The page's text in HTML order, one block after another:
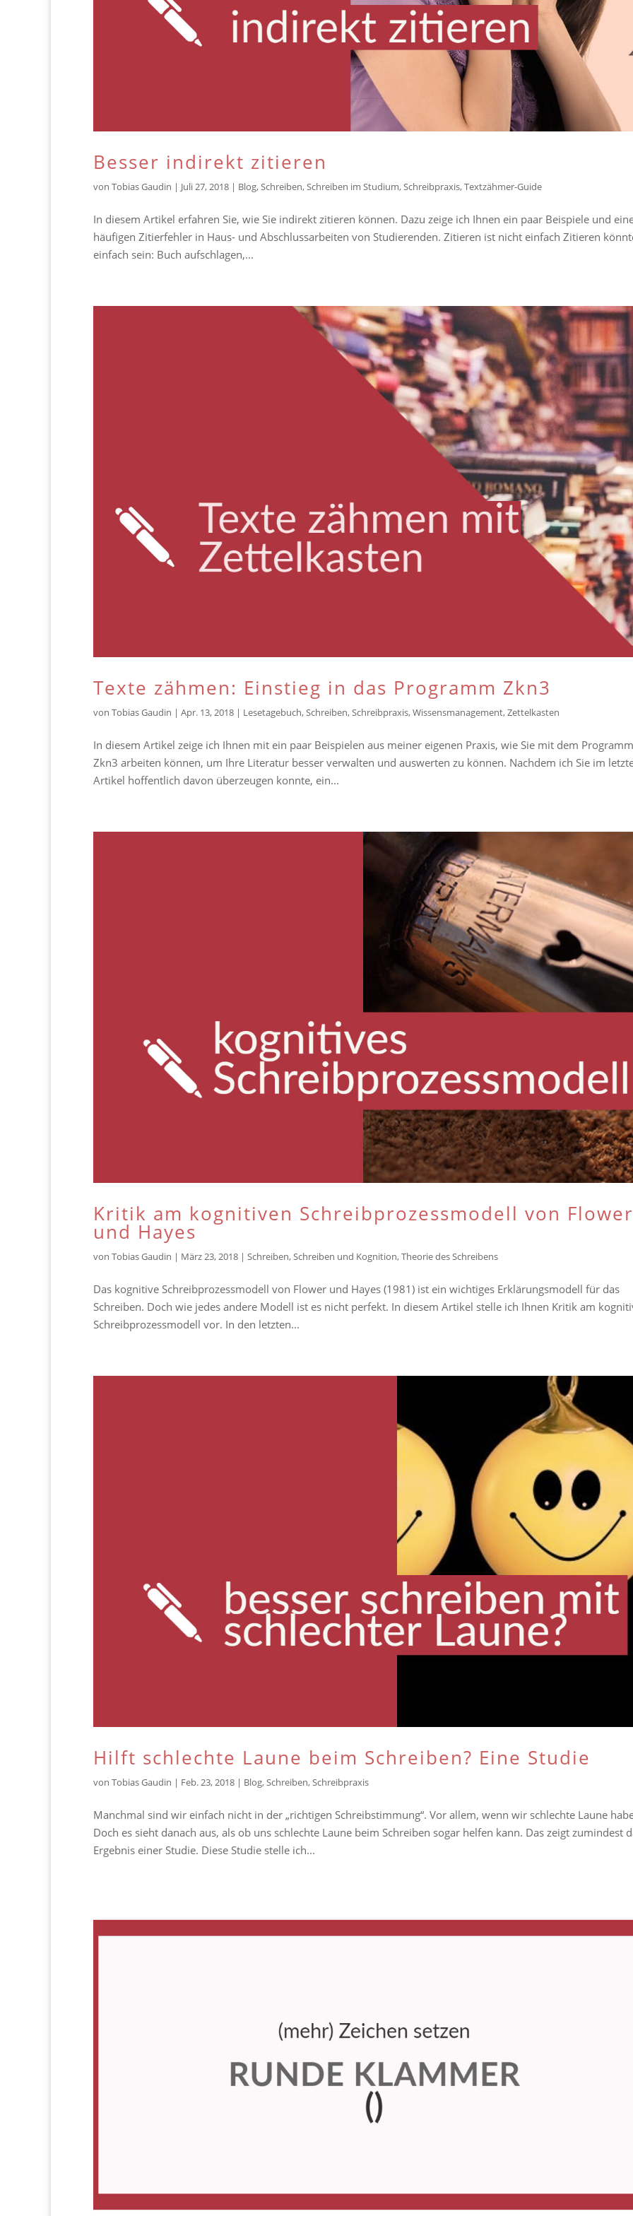
Besser indirekt zitieren
von Tobias Gaudin | Juli 27, 2018 | Blog,Schreiben,Schreiben im Studium,Schreibpraxis,Textzähmer-Guide
In diesem Artikel erfahren Sie, wie Sie indirekt zitieren können. Dazu zeige ich Ihnen ein paar Beispiele und
häufigen Zitierfehler in Haus- und Abschlussarbeiten von Studierenden. Zitieren ist nicht einfach Zitieren
einfach sein: Buch aufschlagen,...
Texte zähmen: Einstieg in das Programm Zkn3
von Tobias Gaudin | Apr. 13, 2018 | Lesetagebuch,Schreiben,Schreibpraxis,Wissensmanagement,Zettelkasten
In diesem Artikel zeige ich Ihnen mit ein paar Beispielen aus meiner eigenen Praxis, wie Sie mit dem Programm
Zkn3 arbeiten können, um Ihre Literatur besser verwalten und auswerten zu können. Nachdem ich Sie im
Artikel hoffentlich davon überzeugen konnte, ein...
Kritik am kognitiven Schreibprozessmodell von Flower
und Hayes
von Tobias Gaudin | März 23, 2018 | Schreiben,Schreiben und Kognition,Theorie des Schreibens
Das kognitive Schreibprozessmodell von Flower und Hayes (1981) ist ein wichtiges Erklärungsmodell für das
Schreiben. Doch wie jedes andere Modell ist es nicht perfekt. In diesem Artikel stelle ich Ihnen Kritik am
Schreibprozessmodell vor. In den letzten...
Hilft schlechte Laune beim Schreiben? Eine Studie
von Tobias Gaudin | Feb. 23, 2018 | Blog,Schreiben,Schreibpraxis
Manchmal sind wir einfach nicht in der „richtigen Schreibstimmung“. Vor allem, wenn wir schlechte Laune
Doch es sieht danach aus, als ob uns schlechte Laune beim Schreiben sogar helfen kann. Das zeigt zumindest
Ergebnis einer Studie. Diese Studie stelle ich...